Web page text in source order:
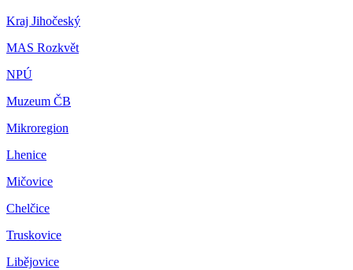
Kraj Jihočeský
MAS Rozkvět
NPÚ
Muzeum ČB
Mikroregion
Lhenice
Mičovice
Chelčice
Truskovice
Libějovice